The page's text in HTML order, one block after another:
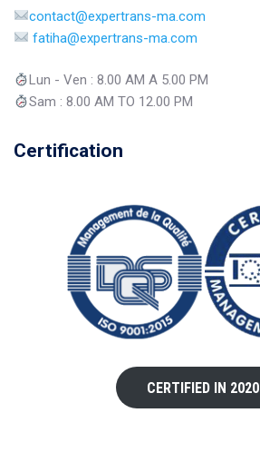
contact@expertrans-ma.com
fatiha@expertrans-ma.com
Lun - Ven : 8.00 AM A 5.00 PM
Sam : 8.00 AM TO 12.00 PM
Certification
CERTIFIED IN 2020